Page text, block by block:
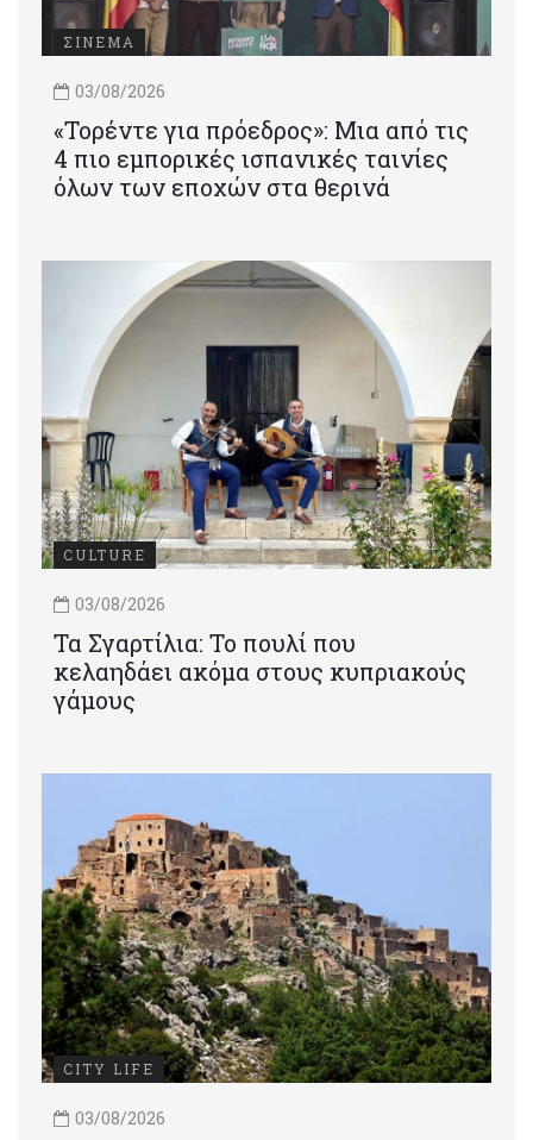
ΣΙΝΕΜΑ
03/08/2026
«Τορέντε για πρόεδρος»: Mια από τις
4 πιο εμπορικές ισπανικές ταινίες
όλων των εποχών στα θερινά
CULTURE
03/08/2026
Τα Σγαρτίλια: Το πουλί που
κελαηδάει ακόμα στους κυπριακούς
γάμους
CITY LIFE
03/08/2026